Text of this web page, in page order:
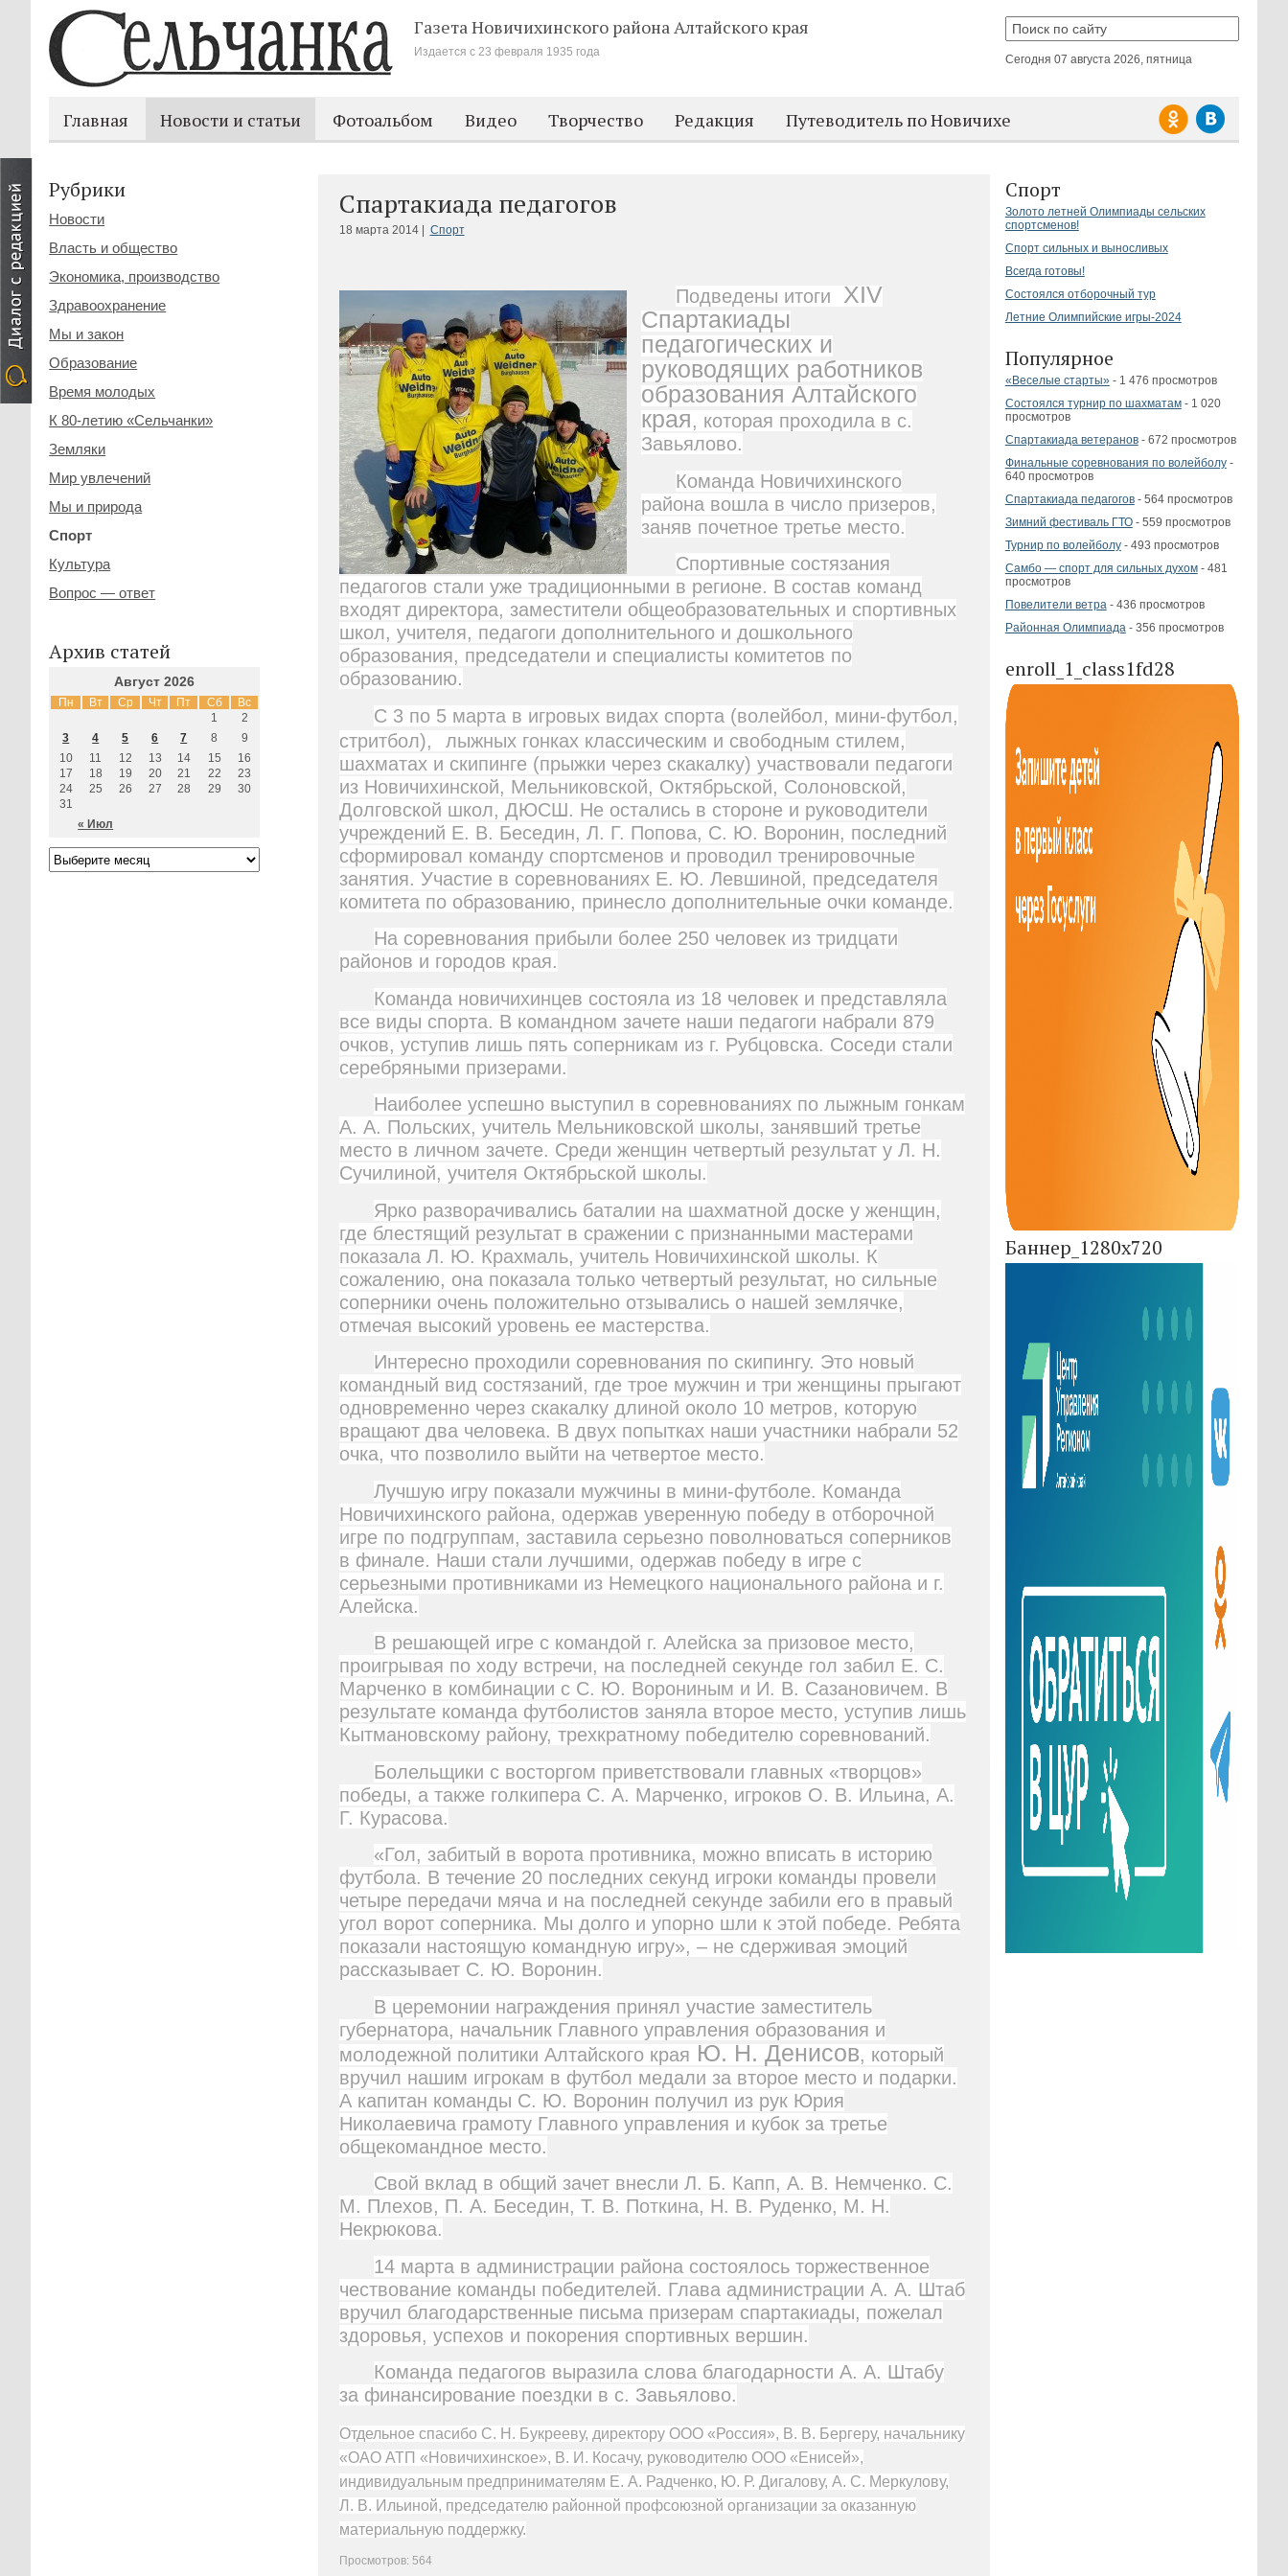
Газета Новичихинского районаАлтайского края
Издается с 23 февраля 1935 года
Сегодня 07 августа 2026, пятница
Главная Новости и статьи Фотоальбом Видео Творчество Редакция Путеводитель по Новичихе
Спорт
Золото летней Олимпиады сельских
спортсменов!
Спорт сильных и выносливых
Всегда готовы!
Состоялся отборочный тур
Летние Олимпийские игры-2024
Популярное
«Веселые старты»- 1 476 просмотров
Состоялся турнир по шахматам- 1 020
просмотров
Спартакиада ветеранов- 672 просмотров
Финальные соревнования по волейболу-
640 просмотров
Спартакиада педагогов- 564 просмотров
Зимний фестиваль ГТО- 559 просмотров
Турнир по волейболу- 493 просмотров
Самбо — спорт для сильных духом- 481
просмотров
Повелители ветра- 436 просмотров
Районная Олимпиада- 356 просмотров
enroll_1_class1fd28
Баннер_1280x720
Спартакиада педагогов
18 марта 2014 | Спорт
Подведены итоги
XIV
Спартакиады
педагогических и
руководящих работников
образования Алтайского
края, которая проходила в с.
Завьялово.
Команда Новичихинского
района вошла в число призеров,
заняв почетное третье место.
Спортивные состязания
педагогов стали уже традиционными в регионе. В состав команд
входят директора, заместители общеобразовательных и спортивных
школ, учителя, педагоги дополнительного и дошкольного
образования, председатели и специалисты комитетов по
образованию.
С 3 по 5 марта в игровых видах спорта (волейбол, мини-футбол,
стритбол),
лыжных гонках классическим и свободным стилем,
шахматах и скипинге (прыжки через скакалку) участвовали педагоги
из Новичихинской, Мельниковской, Октябрьской, Солоновской,
Долговской школ, ДЮСШ. Не остались в стороне и руководители
учреждений Е. В. Беседин, Л. Г. Попова, С. Ю. Воронин, последний
сформировал команду спортсменов и проводил тренировочные
занятия. Участие в соревнованиях Е. Ю. Левшиной, председателя
комитета по образованию, принесло дополнительные очки команде.
На соревнования прибыли более 250 человек из тридцати
районов и городов края.
Команда новичихинцев состояла из 18 человек и представляла
все виды спорта. В командном зачете наши педагоги набрали 879
очков, уступив лишь пять соперникам из г. Рубцовска. Соседи стали
серебряными призерами.
Наиболее успешно выступил в соревнованиях по лыжным гонкам
А. А. Польских, учитель Мельниковской школы, занявший третье
место в личном зачете. Среди женщин четвертый результат у Л. Н.
Сучилиной, учителя Октябрьской школы.
Ярко разворачивались баталии на шахматной доске у женщин,
где блестящий результат в сражении с признанными мастерами
показала Л. Ю. Крахмаль, учитель Новичихинской школы. К
сожалению, она показала только четвертый результат, но сильные
соперники очень положительно отзывались о нашей землячке,
отмечая высокий уровень ее мастерства.
Интересно проходили соревнования по скипингу. Это новый
командный вид состязаний, где трое мужчин и три женщины прыгают
одновременно через скакалку длиной около 10 метров, которую
вращают два человека. В двух попытках наши участники набрали 52
очка, что позволило выйти на четвертое место.
Лучшую игру показали мужчины в мини-футболе. Команда
Новичихинского района, одержав уверенную победу в отборочной
игре по подгруппам, заставила серьезно поволноваться соперников
в финале. Наши стали лучшими, одержав победу в игре с
серьезными противниками из Немецкого национального района и г.
Алейска.
В решающей игре с командой г. Алейска за призовое место,
проигрывая по ходу встречи, на последней секунде гол забил Е. С.
Марченко в комбинации с С. Ю. Ворониным и И. В. Сазановичем. В
результате команда футболистов заняла второе место, уступив лишь
Кытмановскому району, трехкратному победителю соревнований.
Болельщики с восторгом приветствовали главных «творцов»
победы, а также голкипера С. А. Марченко, игроков О. В. Ильина, А.
Г. Курасова.
«Гол, забитый в ворота противника, можно вписать в историю
футбола. В течение 20 последних секунд игроки команды провели
четыре передачи мяча и на последней секунде забили его в правый
угол ворот соперника. Мы долго и упорно шли к этой победе. Ребята
показали настоящую командную игру», – не сдерживая эмоций
рассказывает С. Ю. Воронин.
В церемонии награждения принял участие заместитель
губернатора, начальник Главного управления образования и
молодежной политики Алтайского края Ю. Н. Денисов, который
вручил нашим игрокам в футбол медали за второе место и подарки.
А капитан команды С. Ю. Воронин получил из рук Юрия
Николаевича грамоту Главного управления и кубок за третье
общекомандное место.
Свой вклад в общий зачет внесли Л. Б. Капп, А. В. Немченко. С.
М. Плехов, П. А. Беседин, Т. В. Поткина, Н. В. Руденко, М. Н.
Некрюкова.
14 марта в администрации района состоялось торжественное
чествование команды победителей. Глава администрации А. А. Штаб
вручил благодарственные письма призерам спартакиады, пожелал
здоровья, успехов и покорения спортивных вершин.
Команда педагогов выразила слова благодарности А. А. Штабу
за финансирование поездки в с. Завьялово.
Отдельное спасибо С. Н. Букрееву, директору ООО «Россия», В. В. Бергеру, начальнику
«ОАО АТП «Новичихинское», В. И. Косачу, руководителю ООО «Енисей»,
индивидуальным предпринимателям Е. А. Радченко, Ю. Р. Дигалову, А. С. Меркулову,
Л. В. Ильиной, председателю районной профсоюзной организации за оказанную
материальную поддержку.
Просмотров: 564
Рубрики
Новости
Власть и общество
Экономика, производство
Здравоохранение
Мы и закон
Образование
Время молодых
К 80-летию «Сельчанки»
Земляки
Мир увлечений
Мы и природа
Спорт
Культура
Вопрос — ответ
Архив статей
Август 2026
Пн Вт Ср Чт Пт Сб Вс
« Июл
1
2
3
4 5 6 7 8
9
10
11 12 13 14 15
16
17
18 19 20 21 22
23
24
25 26 27 28 29
30
31